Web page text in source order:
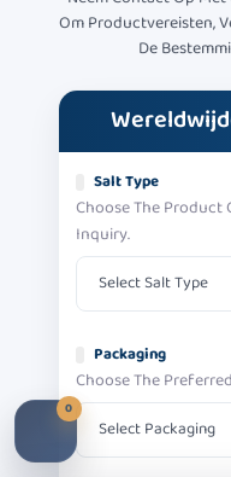
Om Productvereisten,
De
Salt Type
Choose The Product
Inquiry.
Packaging
Choose The
0